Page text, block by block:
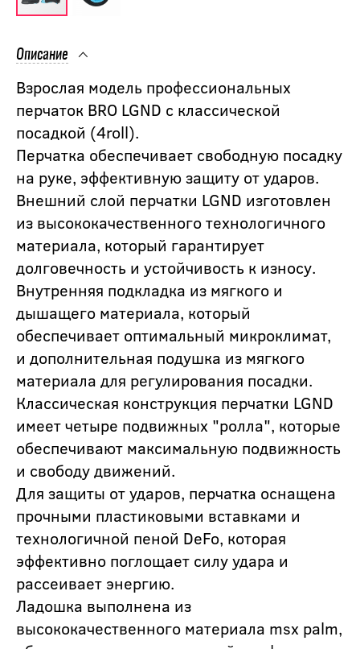
Описание
Взрослая модель профессиональных
перчаток BRO LGND с классической
посадкой (4roll).
Перчатка обеспечивает свободную посадку
на руке, эффективную защиту от ударов.
Внешний слой перчатки LGND изготовлен
из высококачественного технологичного
материала, который гарантирует
долговечность и устойчивость к износу.
Внутренняя подкладка из мягкого и
дышащего материала, который
обеспечивает оптимальный микроклимат,
и дополнительная подушка из мягкого
материала для регулирования посадки.
Классическая конструкция перчатки LGND
имеет четыре подвижных "ролла", которые
обеспечивают максимальную подвижность
и свободу движений.
Для защиты от ударов, перчатка оснащена
прочными пластиковыми вставками и
технологичной пеной DeFo, которая
эффективно поглощает силу удара и
рассеивает энергию.
Ладошка выполнена из
высококачественного материала msx palm,